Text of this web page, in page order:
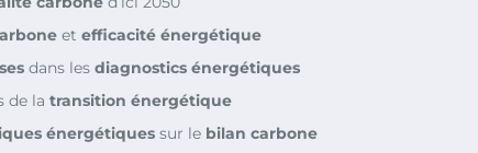
et efficacité énergétique
dans les diagnostics énergétiques
de la transition énergétique
énergétiques sur le bilan carbone